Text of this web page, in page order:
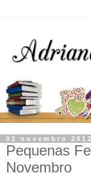
02 novembro 2012
Pequenas
Novembro